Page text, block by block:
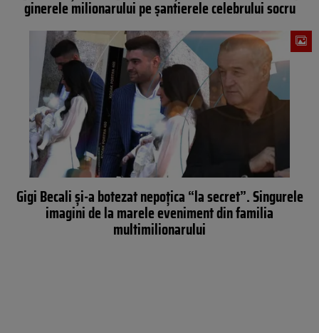
ginerele milionarului pe șantierele celebrului socru
Gigi Becali și-a botezat nepoțica “la secret”. Singurele
imagini de la marele eveniment din familia
multimilionarului